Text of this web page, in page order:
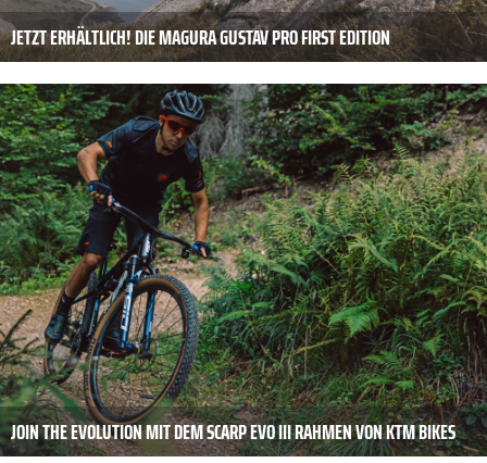
JETZT ERHÄLTLICH! DIE MAGURA GUSTAV PRO FIRST EDITION
JOIN THE EVOLUTION MIT DEM SCARP EVO III RAHMEN VON KTM BIKES